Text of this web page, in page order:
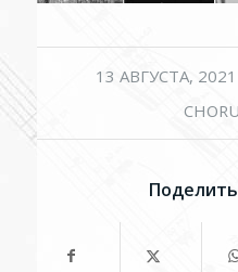
13 АВГУСТА, 2021
/